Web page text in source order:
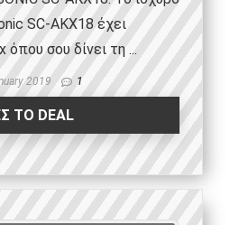
SC-AKX18 έχει
όπου σου δίνει τη ...
2019 1
ΤΟ DEAL